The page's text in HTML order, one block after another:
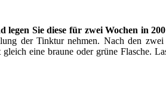
Sie diese für zwei Wochen in
der Tinktur nehmen. Nach den
gleich eine braune oder grüne Flasche.